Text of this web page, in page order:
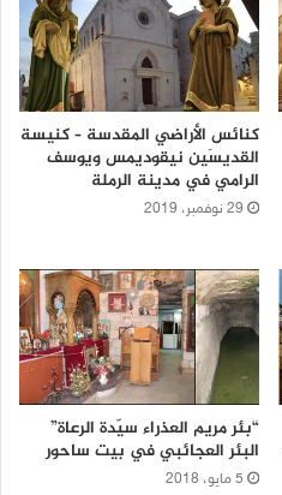
كنائس الأراضي المقدسة – كنيسة
القديسَين نيقوديمس ويوسف
الرامي في مدينة الرملة
29 نوفمبر، 2019
“بئر مريم العذراء سيّدة الرعاة”
البئر العجائبي في بيت ساحور
5 مايو، 2018